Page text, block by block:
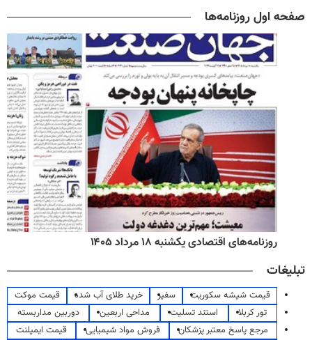
صفحه اول روزنامه‌ها
روزنامه‌های اقتصادی یکشنبه ۱۸ مرداد ۱۴۰۵
تبلیغات
قیمت شیشه سکوریت سفیر خرید طلای آب شده
قیمت موکت
تور کربلا
استند تسلیت مداحی اربعین
دوربین مداربسته
مرجع پاسخ معتبر پزشکان
فروش مواد شیمیایی
قیمت ایمپلنت